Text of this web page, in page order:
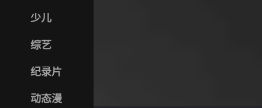
少儿
综艺
纪录片
动态漫